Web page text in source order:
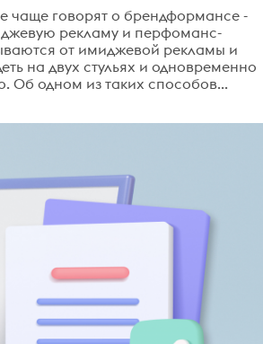
чаще говорят о брендформансе -
рекламу и перфоманс-
от имиджевой рекламы и
на двух стульях и одновременно
Об одном из таких способов...